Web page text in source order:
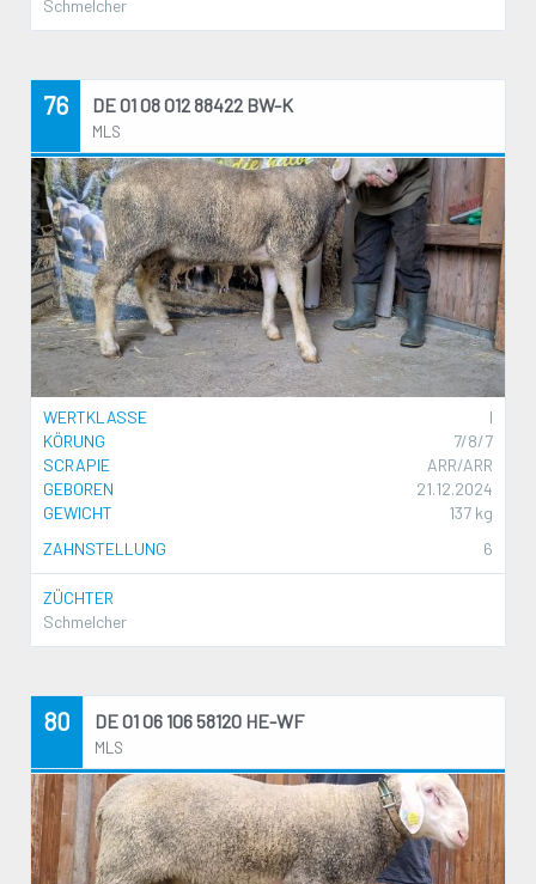
Schmelcher
76 DE 01 08 012 88422 BW-K
MLS
WERTKLASSE
I
KÖRUNG
7/8/7
SCRAPIE
ARR/ARR
GEBOREN
21.12.2024
GEWICHT
137 kg
ZAHNSTELLUNG
6
ZÜCHTER
Schmelcher
80 DE 01 06 106 58120 HE-WF
MLS